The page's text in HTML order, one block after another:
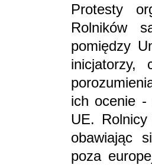
Protesty
Rolników
pomiędzy
inicjatorzy,
ich ocenie -
UE.
obawiając
poza